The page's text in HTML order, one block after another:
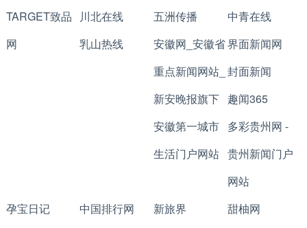
TARGET致品
网
川北在线 五洲传播
中青在线
乳山热线
安徽网_安徽省
重点新闻网站_
新安晚报旗下
安徽第一城市
生活门户网站
界面新闻网
封面新闻
趣闻365
多彩贵州网 -
贵州新闻门户
网站
孕宝日记
中国排行网 新旅界 甜柚网